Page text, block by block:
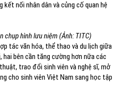
nối nhân dân và củng cố quan hệ
chụp hình lưu niệm (Ảnh: TITC)
tác văn hóa, thể thao và du lịch giữa
bên cần tăng cường hơn nữa các
trao đổi sinh viên và nghệ sĩ, mở
cho sinh viên Việt Nam sang học tập